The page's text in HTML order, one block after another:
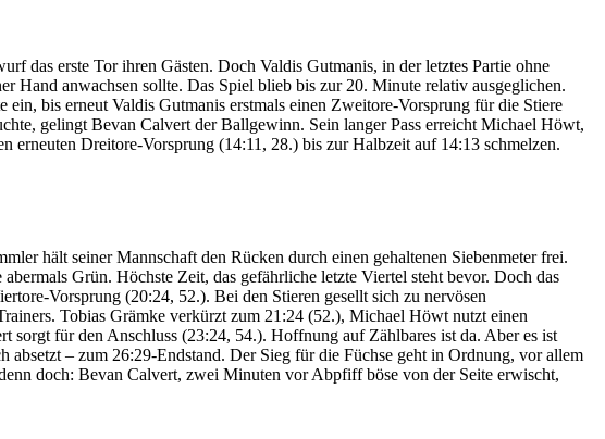
das erste Tor ihren Gästen. Doch Valdis Gutmanis, in der letztes Partie ohne
Hand anwachsen sollte. Das Spiel blieb bis zur 20. Minute relativ ausgeglichen.
bis erneut Valdis Gutmanis erstmals einen Zweitore-Vorsprung für die Stiere
gelingt Bevan Calvert der Ballgewinn. Sein langer Pass erreicht Michael Höwt,
erneuten Dreitore-Vorsprung (14:11, 28.) bis zur Halbzeit auf 14:13 schmelzen.
hält seiner Mannschaft den Rücken durch einen gehaltenen Siebenmeter frei.
Grün. Höchste Zeit, das gefährliche letzte Viertel steht bevor. Doch das
Vorsprung (20:24, 52.). Bei den Stieren gesellt sich zu nervösen
Tobias Grämke verkürzt zum 21:24 (52.), Michael Höwt nutzt einen
sorgt für den Anschluss (23:24, 54.). Hoffnung auf Zählbares ist da. Aber es ist
– zum 26:29-Endstand. Der Sieg für die Füchse geht in Ordnung, vor allem
doch: Bevan Calvert, zwei Minuten vor Abpfiff böse von der Seite erwischt,